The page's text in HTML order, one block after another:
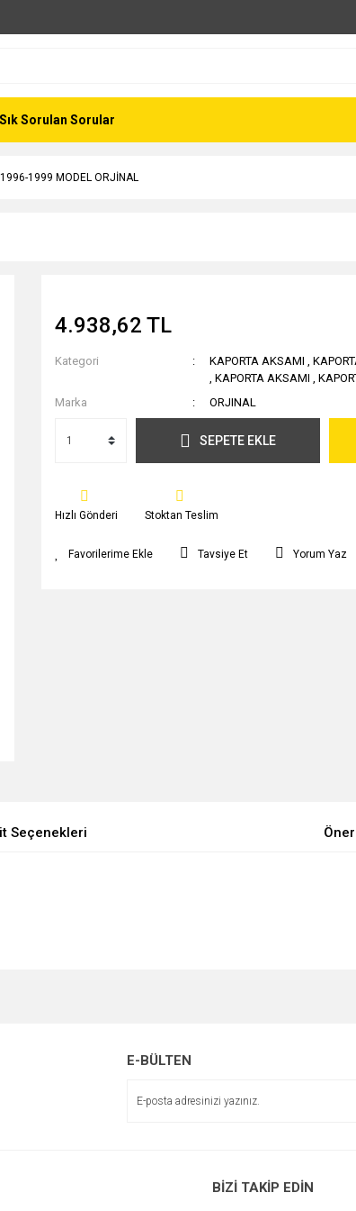
Sık Sorulan Sorular
1999 MODEL ORJİNAL
4.938,62 TL
Kategori KAPORTA AKSAMI ,
, KAPORTA AKSAMI ,
Marka
ORJINAL
SEPETE EKLE
Hızlı Gönderi Stoktan Teslim
Tavsiye Et Yorum Yaz
Seçenekleri
E-BÜLTEN
BİZİ TAKİP EDİN